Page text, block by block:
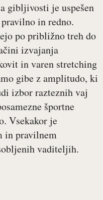
gibljivosti je uspešen
in redno.
po približno treh do
izvajanja
in varen stretching
gibe z amplitudo, ki
izbor razteznih vaj
športne
Vsekakor je
in pravilnem
vaditeljih.